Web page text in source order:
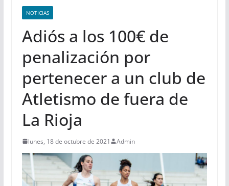
NOTICIAS
Adiós a los 100€ de
penalización por
pertenecer a un club de
Atletismo de fuera de
La Rioja
lunes, 18 de octubre de 2021 Admin